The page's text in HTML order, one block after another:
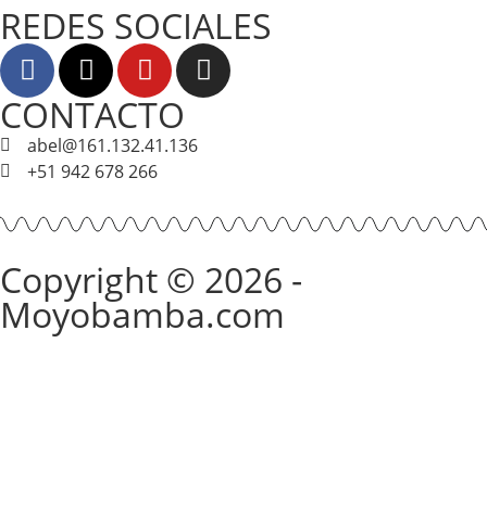
REDES SOCIALES
CONTACTO
abel@161.132.41.136
+51 942 678 266
Copyright © 2026 -
Moyobamba.com